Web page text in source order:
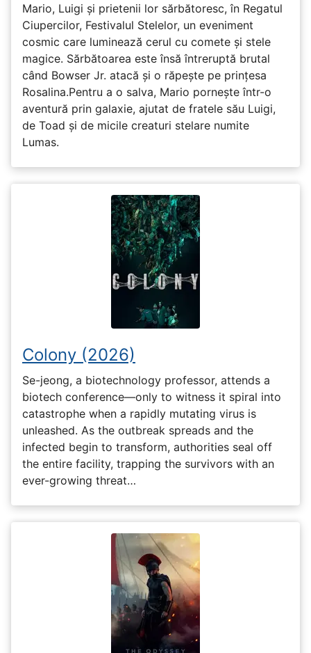
Mario, Luigi și prietenii lor sărbătoresc, în Regatul
Ciupercilor, Festivalul Stelelor, un eveniment
cosmic care luminează cerul cu comete și stele
magice. Sărbătoarea este însă întreruptă brutal
când Bowser Jr. atacă și o răpește pe prinţesa
Rosalina.Pentru a o salva, Mario pornește într-o
aventură prin galaxie, ajutat de fratele său Luigi,
de Toad și de micile creaturi stelare numite
Lumas.
Colony (2026)
Se-jeong, a biotechnology professor, attends a
biotech conference—only to witness it spiral into
catastrophe when a rapidly mutating virus is
unleashed. As the outbreak spreads and the
infected begin to transform, authorities seal off
the entire facility, trapping the survivors with an
ever-growing threat…